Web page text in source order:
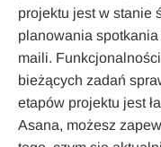
projektu jest w stanie
planowania
maili.
bieżących zadań
etapów projektu jest
Asana, możesz